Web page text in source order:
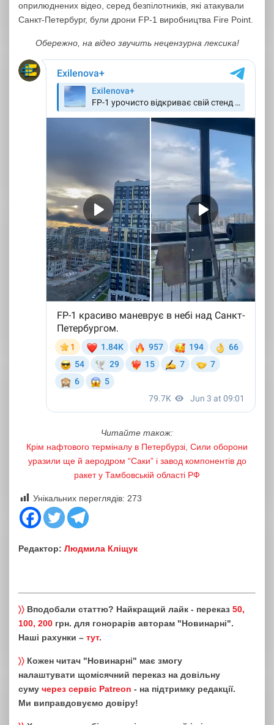
оприлюднених відео, серед безпілотників, які атакували
Санкт-Петербург, були дрони FP-1 виробництва Fire Point.
Обережно, на відео звучить нецензурна лексика!
Читайте також:
Крім нафтового терміналу в Петербурзі, Сили оборони
уразили ще й аеродром “Саки” і завод компонентів до
ракет у Тамбовській області РФ
Унікальних переглядів: 273
Редактор: Людмила Кліщук
〉〉 Вподобали статтю? Найкращий лайк - переказ 50,
100, 200 грн. для гонорарів авторам "Новинарні".
Наші рахунки – тут.
〉〉 Кожен читач "Новинарні" має змогу
налаштувати щомісячний переказ на довільну
суму через сервіс Patreon - на підтримку редакції.
Ми виправдовуємо довіру!